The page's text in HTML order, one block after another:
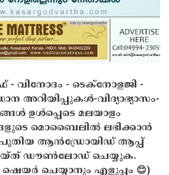
- വിനോദം - ടെക്നോളജി -
അറിയിപ്പുകൾ-വിദ്യാഭ്യാസം-
ഉൾപ്പെടെ മലയാളം
മൊബൈലിൽ ലഭിക്കാൻ
പുതിയ ആൻഡ്രോയിഡ് ആപ്പ്
ഡൗൺലോഡ് ചെയ്യുക.
ചെയ്യാനും എളുപ്പം 😊)